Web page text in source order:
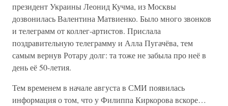
президент Украины Леонид Кучма, из Москвы
дозвонилась Валентина Матвиенко. Было много звонков
и телеграмм от коллег-артистов. Прислала
поздравительную телеграмму и Алла Пугачёва, тем
самым вернув Ротару долг: та тоже не забыла про неё в
день её 50-летия.
Тем временем в начале августа в СМИ появилась
информация о том, что у Филиппа Киркорова вскоре…